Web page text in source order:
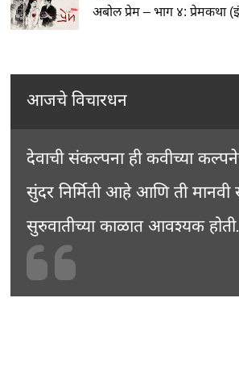
अबोल प्रेम – भाग ४: प्रेमकथा
आजचे विचारधन
देवाची संकल्पना ही कवीच्या
सुंदर निर्मिती आहे आणि ती मानवी
सुरुवातीच्या काळात आवश्यक होती.